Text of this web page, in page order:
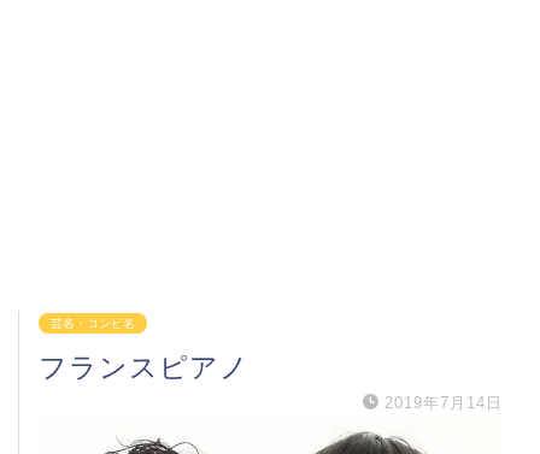
芸名・コンビ名
フランスピアノ
2019年7月14日